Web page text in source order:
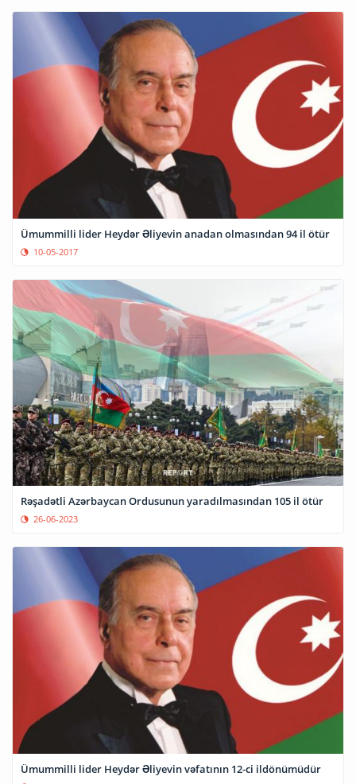
Ümummilli lider Heydər Əliyevin anadan olmasından 94 il ötür
10-05-2017
Rəşadətli Azərbaycan Ordusunun yaradılmasından 105 il ötür
26-06-2023
Ümummilli lider Heydər Əliyevin vəfatının 12-ci ildönümüdür